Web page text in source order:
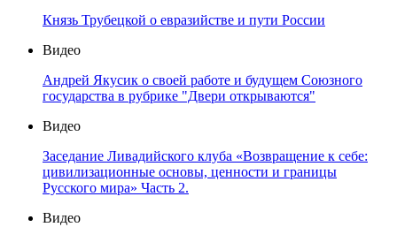
Князь Трубецкой о евразийстве и пути России
Видео
Андрей Якусик о своей работе и будущем Союзного
государства в рубрике "Двери открываются"
Видео
Заседание Ливадийского клуба «Возвращение к себе:
цивилизационные основы, ценности и границы
Русского мира» Часть 2.
Видео